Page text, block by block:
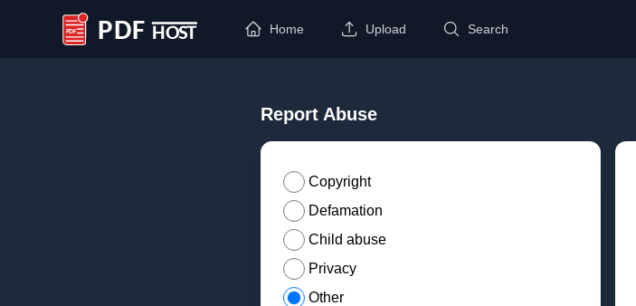
PDF Host
Home Upload Search
Report Abuse
Copyright
Defamation
Child abuse
Privacy
Other